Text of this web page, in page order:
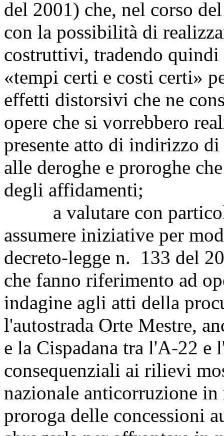
del 2001) che, nel corso
con la possibilità di
costruttivi, tradendo
«tempi certi e costi certi»
effetti distorsivi che ne
opere che si vorrebbero
presente atto di indirizzo
alle deroghe e proroghe
degli affidamenti;
a valutare con
assumere iniziative per
decreto-legge n. 133 del
che fanno riferimento ad
indagine agli atti della
l'autostrada Orte Mestre,
e la Cispadana tra l'A-22 e
consequenziali ai rilievi
nazionale anticorruzione
proroga delle concessioni